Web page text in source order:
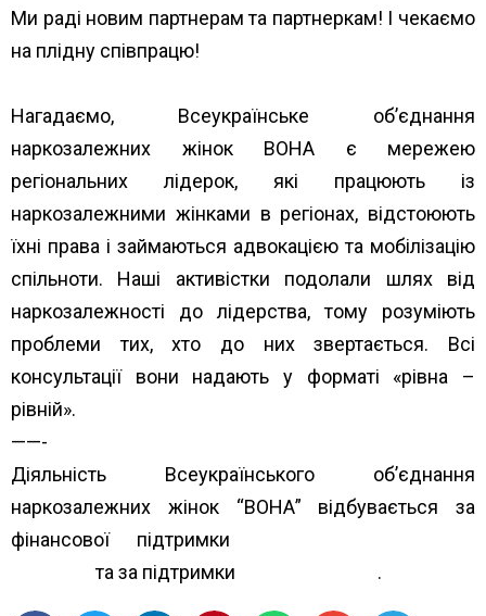
Ми раді новим партнерам та партнеркам! І чекаємо
на плідну співпрацю!
Нагадаємо, Всеукраїнське об’єднання
наркозалежних жінок ВОНА є мережею
регіональних лідерок, які працюють із
наркозалежними жінками в регіонах, відстоюють
їхні права і займаються адвокацією та мобілізацію
спільноти. Наші активістки подолали шлях від
наркозалежності до лідерства, тому розуміють
проблеми тих, хто до них звертається. Всі
консультації вони надають у форматі «рівна –
рівній».
——-
Діяльність Всеукраїнського об’єднання
наркозалежних жінок “ВОНА” відбувається за
фінансової підтримки
та за підтримки .